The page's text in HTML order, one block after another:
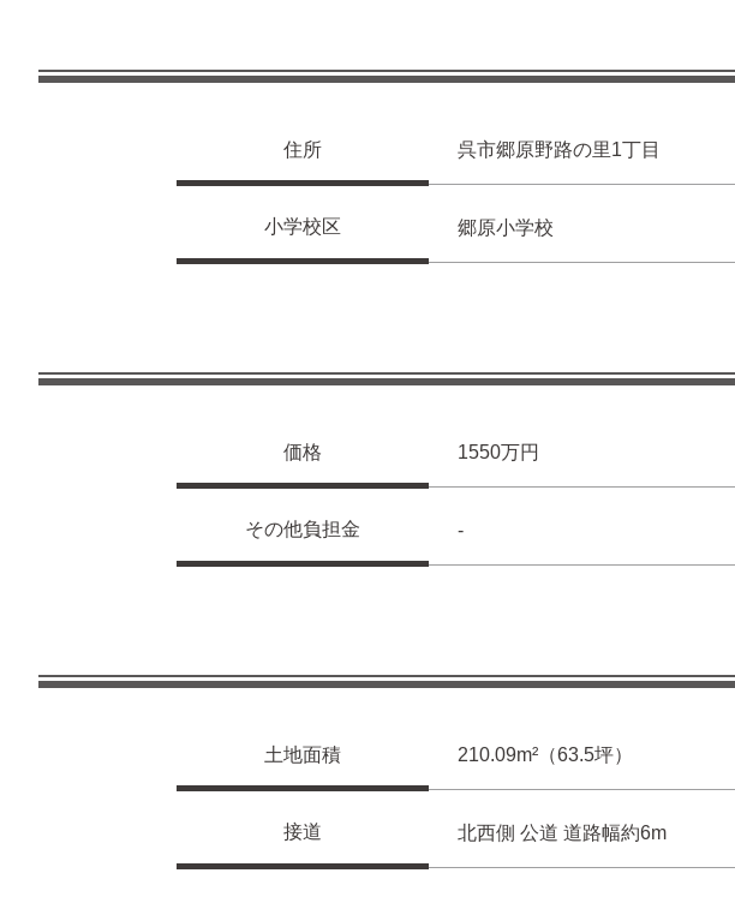
住所 呉市郷原野路の里1丁目
小学校区 郷原小学校
価格 1550万円
その他負担金 -
土地面積 210.09m²（63.5坪）
接道 北西側 公道 道路幅約6m